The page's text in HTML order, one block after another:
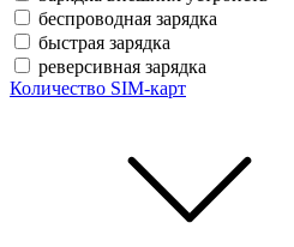
беспроводная зарядка
быстрая зарядка
реверсивная зарядка
Количество SIM-карт